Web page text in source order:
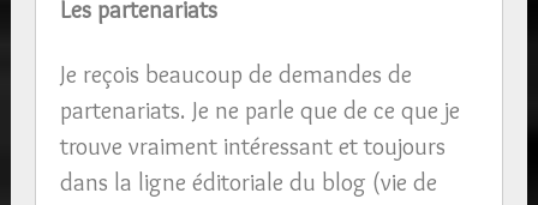
Les partenariats
Je reçois beaucoup de demandes de
partenariats. Je ne parle que de ce que je
trouve vraiment intéressant et toujours
dans la ligne éditoriale du blog (vie de